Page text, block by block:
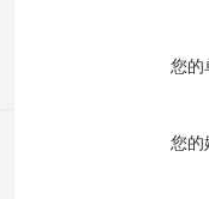
您的
您的